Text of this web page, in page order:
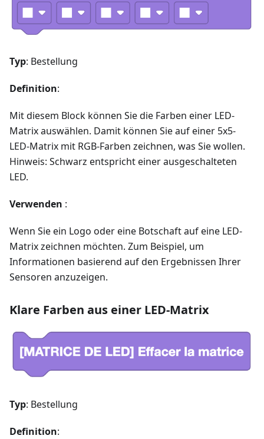
Typ: Bestellung
Definition:
Mit diesem Block können Sie die Farben einer LED-
Matrix auswählen. Damit können Sie auf einer 5x5-
LED-Matrix mit RGB-Farben zeichnen, was Sie wollen.
Hinweis: Schwarz entspricht einer ausgeschalteten
LED.
Verwenden :
Wenn Sie ein Logo oder eine Botschaft auf eine LED-
Matrix zeichnen möchten. Zum Beispiel, um
Informationen basierend auf den Ergebnissen Ihrer
Sensoren anzuzeigen.
Klare Farben aus einer LED-Matrix
Typ: Bestellung
Definition: